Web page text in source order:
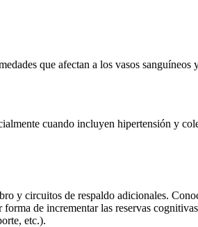
que afectan a los vasos sanguíneos
cuando incluyen hipertensión y
y circuitos de respaldo adicionales.
de incrementar las reservas
etc.).